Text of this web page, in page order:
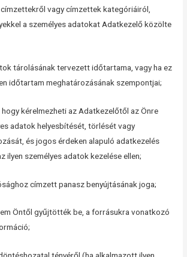
vagy címzettek kategóriáiról,
a személyes adatokat Adatkezelő közölte
tárolásának tervezett időtartama, vagy ha ez
időtartam meghatározásának szempontjai;
kérelmezheti az Adatkezelőtől az Önre
adatok helyesbítését, törlését vagy
és jogos érdeken alapuló adatkezelés
ilyen személyes adatok kezelése ellen;
címzett panasz benyújtásának joga;
Öntől gyűjtötték be, a forrásukra vonatkozó